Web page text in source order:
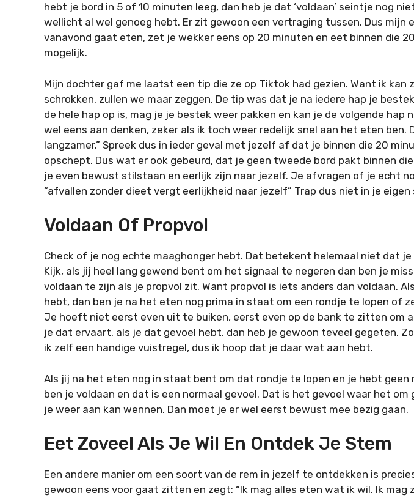
hebt je bord in 5 of 10 minuten leeg, dan heb je dat ‘voldaan’ seintje nog
wellicht al wel genoeg hebt. Er zit gewoon een vertraging tussen. Dus mijn
vanavond gaat eten, zet je wekker eens op 20 minuten en eet binnen die
mogelijk.
Mijn dochter gaf me laatst een tip die ze op Tiktok had gezien. Want ik kan
schrokken, zullen we maar zeggen. De tip was dat je na iedere hap je
de hele hap op is, mag je je bestek weer pakken en kan je de volgende hap
wel eens aan denken, zeker als ik toch weer redelijk snel aan het eten ben.
langzamer.” Spreek dus in ieder geval met jezelf af dat je binnen die 20
opschept. Dus wat er ook gebeurd, dat je geen tweede bord pakt binnen
je even bewust stilstaan en eerlijk zijn naar jezelf. Je afvragen of je echt
“afvallen zonder dieet vergt eerlijkheid naar jezelf” Trap dus niet in je eigen
Voldaan Of Propvol
Check of je nog echte maaghonger hebt. Dat betekent helemaal niet dat
Kijk, als jij heel lang gewend bent om het signaal te negeren dan ben je
voldaan te zijn als je propvol zit. Want propvol is iets anders dan voldaan.
hebt, dan ben je na het eten nog prima in staat om een rondje te lopen of
Je hoeft niet eerst even uit te buiken, eerst even op de bank te zitten om
je dat ervaart, als je dat gevoel hebt, dan heb je gewoon teveel gegeten.
ik zelf een handige vuistregel, dus ik hoop dat je daar wat aan hebt.
Als jij na het eten nog in staat bent om dat rondje te lopen en je hebt geen
ben je voldaan en dat is een normaal gevoel. Dat is het gevoel waar het
je weer aan kan wennen. Dan moet je er wel eerst bewust mee bezig gaan.
Eet Zoveel Als Je Wil En Ontdek Je Stem
Een andere manier om een soort van de rem in jezelf te ontdekken is
gewoon eens voor gaat zitten en zegt: “Ik mag alles eten wat ik wil. Ik mag